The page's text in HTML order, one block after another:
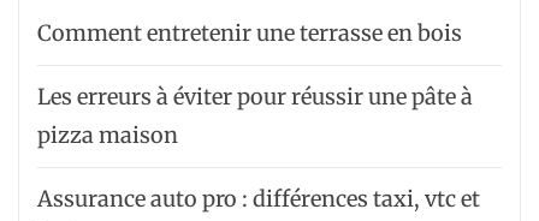
Comment entretenir une terrasse en bois
Les erreurs à éviter pour réussir une pâte à
pizza maison
Assurance auto pro : différences taxi, vtc et